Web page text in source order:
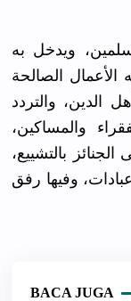
ويدخل به
الصالحة
الدين، والتردد
والمساكين،
بالتشييع،
وفيها رفق
BACA JUGA